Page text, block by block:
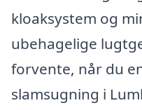
kloaksystem og
ubehagelige
forvente, når du
slamsugning i